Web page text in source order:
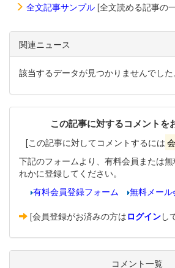
全文記事サンプル [全文読める記事の
関連ニュース
該当するデータが見つかりませんでした
この記事に対するコメントを
[この記事に対してコメントするには
下記のフォームより、有料会員または
れかに登録してください。
有料会員登録フォーム
無料メー
[会員登録がお済みの方はログインし
コメント一覧